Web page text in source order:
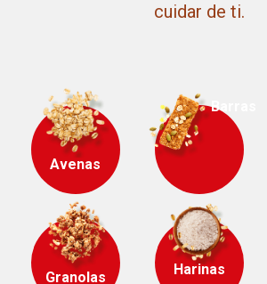
cuidar de ti.
Avenas
Barras
Granolas Harinas